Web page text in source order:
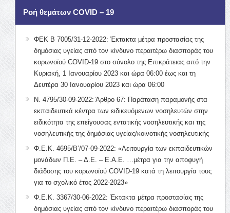
Ροή θεμάτων COVID – 19
ΦΕΚ Β 7005/31-12-2022: Έκτακτα μέτρα προστασίας της
δημόσιας υγείας από τον κίνδυνο περαιτέρω διασποράς του
κορωνοϊού COVID-19 στο σύνολο της Επικράτειας από την
Κυριακή, 1 Ιανουαρίου 2023 και ώρα 06:00 έως και τη
Δευτέρα 30 Ιανουαρίου 2023 και ώρα 06:00
Ν. 4795/30-09-2022: Άρθρο 67: Παράταση παραμονής στα
εκπαιδευτικά κέντρα των ειδικευόμενων νοσηλευτών στην
ειδικότητα της επείγουσας εντατικής νοσηλευτικής και της
νοσηλευτικής της δημόσιας υγείας/κοινοτικής νοσηλευτικής
Φ.Ε.Κ. 4695/Β’/07-09-2022: «Λειτουργία των εκπαιδευτικών
μονάδων Π.Ε. – Δ.Ε. – Ε.Α.Ε. …μέτρα για την αποφυγή
διάδοσης του κορωνοϊού COVID-19 κατά τη λειτουργία τους
για το σχολικό έτος 2022-2023»
Φ.Ε.Κ. 3367/30-06-2022: Έκτακτα μέτρα προστασίας της
δημόσιας υγείας από τον κίνδυνο περαιτέρω διασποράς του